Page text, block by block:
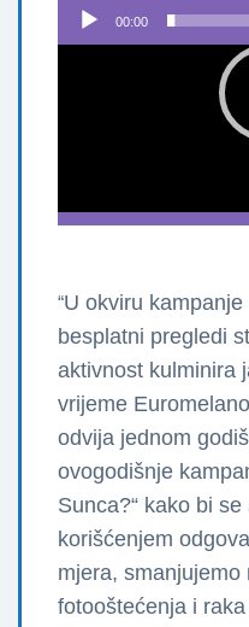
Player
00:00
“U okviru
besplatni pregledi
aktivnost kulminira
vrijeme
odvija jednom
ovogodišnje
Sunca?“ kako bi
korišćenjem
mjera, smanjujemo
fotooštećenja i raka